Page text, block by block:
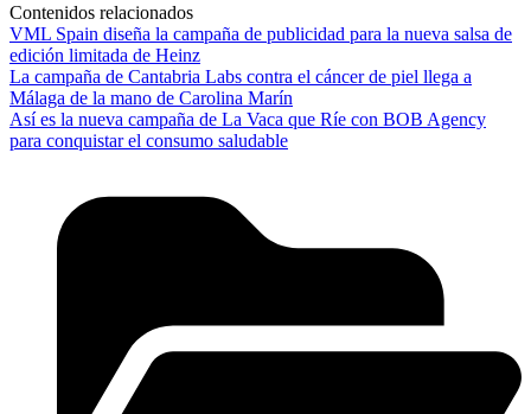
Contenidos relacionados
VML Spain diseña la campaña de publicidad para la nueva salsa de
edición limitada de Heinz
La campaña de Cantabria Labs contra el cáncer de piel llega a
Málaga de la mano de Carolina Marín
Así es la nueva campaña de La Vaca que Ríe con BOB Agency
para conquistar el consumo saludable